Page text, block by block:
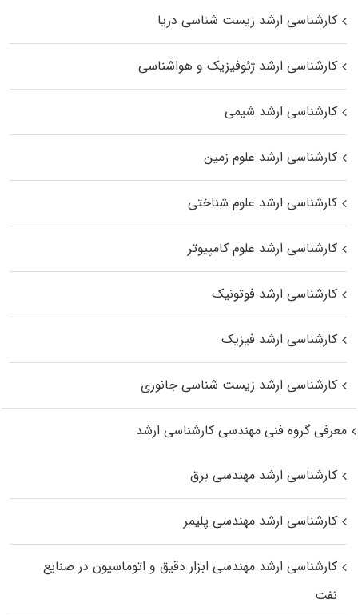
کارشناسی ارشد زیست‌ شناسی دریا
کارشناسی ارشد ژئوفیزیک و هواشناسی
کارشناسی ارشد شیمی
کارشناسی ارشد علوم زمین
کارشناسی ارشد علوم شناختی
کارشناسی ارشد علوم کامپیوتر
کارشناسی ارشد فوتونیک
کارشناسی ارشد فیزیک
کارشناسی ارشد زیست‌ شناسی جانوری
معرفی گروه فنی مهندسی کارشناسی ارشد
کارشناسی ارشد مهندسی برق
کارشناسی ارشد مهندسی پلیمر
کارشناسی ارشد مهندسی ابزار دقیق و اتوماسیون در صنایع
نفت